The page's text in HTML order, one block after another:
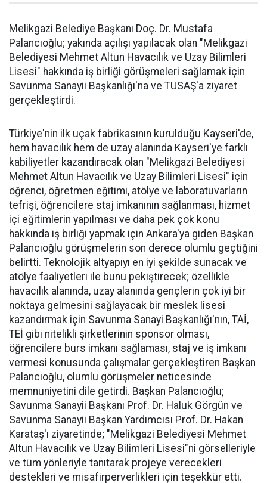
Melikgazi Belediye Başkanı Doç. Dr. Mustafa
Palancıoğlu; yakında açılışı yapılacak olan "Melikgazi
Belediyesi Mehmet Altun Havacılık ve Uzay Bilimleri
Lisesi" hakkında iş birliği görüşmeleri sağlamak için
Savunma Sanayii Başkanlığı'na ve TUSAŞ'a ziyaret
gerçekleştirdi.
Türkiye'nin ilk uçak fabrikasının kurulduğu Kayseri'de,
hem havacılık hem de uzay alanında Kayseri'ye farklı
kabiliyetler kazandıracak olan "Melikgazi Belediyesi
Mehmet Altun Havacılık ve Uzay Bilimleri Lisesi" için
öğrenci, öğretmen eğitimi, atölye ve laboratuvarların
tefrişi, öğrencilere staj imkanının sağlanması, hizmet
içi eğitimlerin yapılması ve daha pek çok konu
hakkında iş birliği yapmak için Ankara'ya giden Başkan
Palancıoğlu görüşmelerin son derece olumlu geçtiğini
belirtti. Teknolojik altyapıyı en iyi şekilde sunacak ve
atölye faaliyetleri ile bunu pekiştirecek; özellikle
havacılık alanında, uzay alanında gençlerin çok iyi bir
noktaya gelmesini sağlayacak bir meslek lisesi
kazandırmak için Savunma Sanayi Başkanlığı'nın, TAİ,
TEİ gibi nitelikli şirketlerinin sponsor olması,
öğrencilere burs imkanı sağlaması, staj ve iş imkanı
vermesi konusunda çalışmalar gerçekleştiren Başkan
Palancıoğlu, olumlu görüşmeler neticesinde
memnuniyetini dile getirdi. Başkan Palancıoğlu;
Savunma Sanayii Başkanı Prof. Dr. Haluk Görgün ve
Savunma Sanayii Başkan Yardımcısı Prof. Dr. Hakan
Karataş'ı ziyaretinde; "Melikgazi Belediyesi Mehmet
Altun Havacılık ve Uzay Bilimleri Lisesi"ni görselleriyle
ve tüm yönleriyle tanıtarak projeye verecekleri
destekleri ve misafirperverlikleri için teşekkür etti.